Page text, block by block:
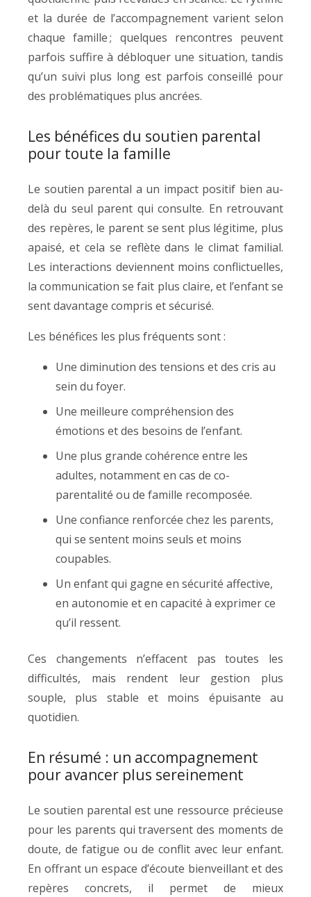
et la durée de l’accompagnement varient selon
chaque famille ; quelques rencontres peuvent
parfois suffire à débloquer une situation, tandis
qu’un suivi plus long est parfois conseillé pour
des problématiques plus ancrées.
Les bénéfices du soutien parental
pour toute la famille
Le soutien parental a un impact positif bien au-
delà du seul parent qui consulte. En retrouvant
des repères, le parent se sent plus légitime, plus
apaisé, et cela se reflète dans le climat familial.
Les interactions deviennent moins conflictuelles,
la communication se fait plus claire, et l’enfant se
sent davantage compris et sécurisé.
Les bénéfices les plus fréquents sont :
Une diminution des tensions et des cris au
sein du foyer.
Une meilleure compréhension des
émotions et des besoins de l’enfant.
Une plus grande cohérence entre les
adultes, notamment en cas de co-
parentalité ou de famille recomposée.
Une confiance renforcée chez les parents,
qui se sentent moins seuls et moins
coupables.
Un enfant qui gagne en sécurité affective,
en autonomie et en capacité à exprimer ce
qu’il ressent.
Ces changements n’effacent pas toutes les
difficultés, mais rendent leur gestion plus
souple, plus stable et moins épuisante au
quotidien.
En résumé : un accompagnement
pour avancer plus sereinement
Le soutien parental est une ressource précieuse
pour les parents qui traversent des moments de
doute, de fatigue ou de conflit avec leur enfant.
En offrant un espace d’écoute bienveillant et des
repères concrets, il permet de mieux